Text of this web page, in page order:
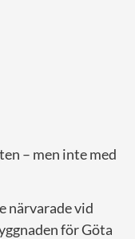
– men inte med
närvarade vid
för Göta